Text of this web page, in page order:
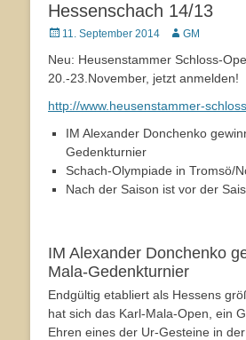
Hessenschach 14/13
Veröffentlicht
11. September 2014 Autor
GM
Neu: Heusenstammer Schloss-
20.-23.November, jetzt anmelden!
http://www.heusenstammer-
IM Alexander Donchenko
Gedenkturnier
Schach-Olympiade in Tromsö/
Nach der Saison ist vor der
IM Alexander Donchenko
Mala-Gedenkturnier
Endgültig etabliert als Hessens
hat sich das Karl-Mala-Open, ein
Ehren eines der Ur-Gesteine in